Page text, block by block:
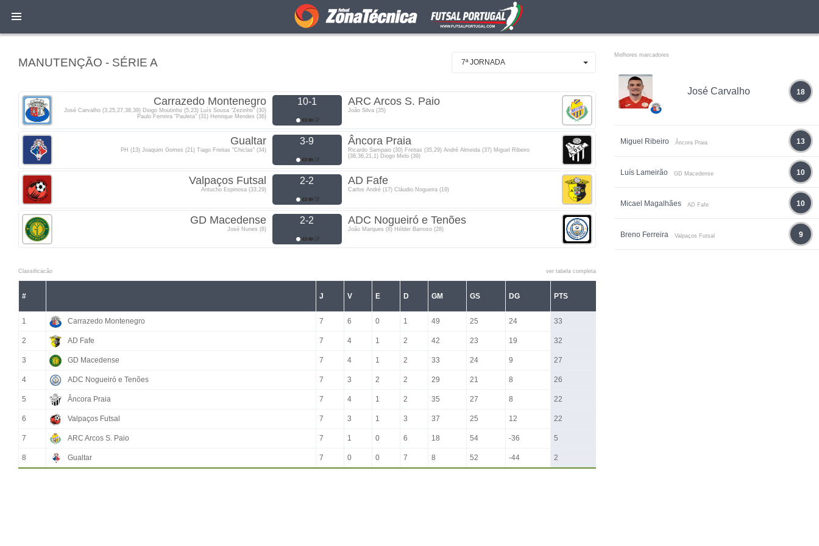
MANUTENÇÃO - SÉRIE A 7ª JORNADA
Carrazedo Montenegro
José Carvalho (3,25,27,38,39) Diogo Moutinho (5,23) Luís Sousa "Zezinho" (30)
Paulo Ferreira "Pauleta" (31) Henrique Mendes (36)
10-1 ARC Arcos S. Paio
João Silva (35)
Gualtar
PH (13) Joaquim Gomes (21) Tiago Freitas "Chiclas" (34)
3-9 Âncora Praia
Ricardo Sampaio (30) Freitas (35,29) André Almeida (37) Miguel Ribeiro
(38,36,21,1) Diogo Melo (39)
Valpaços Futsal
Antucho Espinosa (33,29)
2-2 AD Fafe
Carlos André (17) Cláudio Nogueira (19)
GD Macedense
José Nunes (8)
2-2 ADC Nogueiró e Tenões
João Marques (8) Hélder Barroso (28)
Classificacão ver tabela completa
# J V E D GM GS DG PTS
1 Carrazedo Montenegro 7 6 0 1 49 25 24 33
2 AD Fafe 7 4 1 2 42 23 19 32
3 GD Macedense 7 4 1 2 33 24 9 27
4 ADC Nogueiró e Tenões 7 3 2 2 29 21 8 26
5 Âncora Praia 7 4 1 2 35 27 8 22
6 Valpaços Futsal 7 3 1 3 37 25 12 22
7 ARC Arcos S. Paio 7 1 0 6 18 54 -36 5
8 Gualtar 7 0 0 7 8 52 -44 2
Melhores marcadores
José Carvalho 18
Miguel Ribeiro Âncora Praia 13
Luís Lameirão GD Macedense 10
Micael Magalhães AD Fafe 10
Breno Ferreira Valpaços Futsal 9